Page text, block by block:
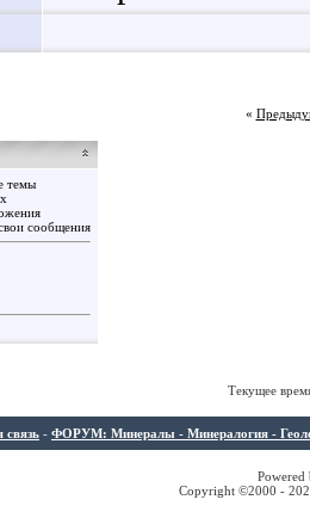
«
темы
сообщения
Текущее
связь - ФОРУМ: Минералы - Минералогия -
Copyright ©2000 -